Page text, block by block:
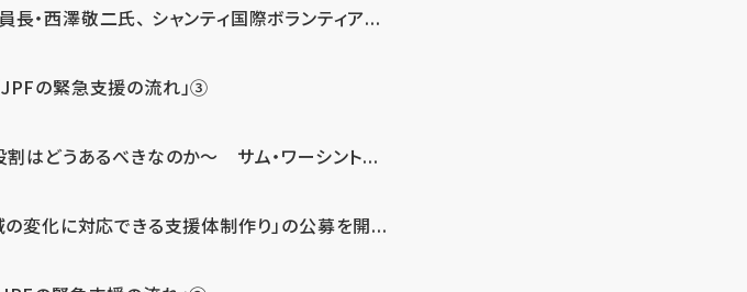
・西澤敬二氏、 シャンティ国際ボランティア...
JPFの緊急支援の流れ」③
はどうあるべきなのか～ サム・ワーシント...
変化に対応できる支援体制作り」の公募を開...